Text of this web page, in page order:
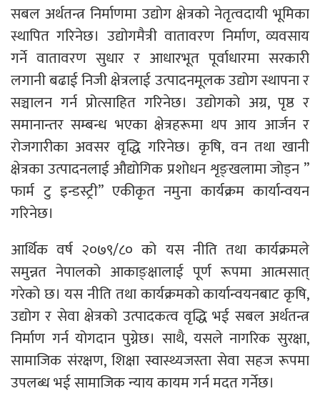
सबल अर्थतन्त्र निर्माणमा उद्योग क्षेत्रको नेतृत्वदायी भूमिका
स्थापित गरिनेछ। उद्योगमैत्री वातावरण निर्माण, व्यवसाय
गर्ने वातावरण सुधार र आधारभूत पूर्वाधारमा सरकारी
लगानी बढाई निजी क्षेत्रलाई उत्पादनमूलक उद्योग स्थापना र
सञ्चालन गर्न प्रोत्साहित गरिनेछ। उद्योगको अग्र, पृष्ठ र
समानान्तर सम्बन्ध भएका क्षेत्रहरूमा थप आय आर्जन र
रोजगारीका अवसर वृद्धि गरिनेछ। कृषि, वन तथा खानी
क्षेत्रका उत्पादनलाई औद्योगिक प्रशोधन शृङ्खलामा जोड्न ”
फार्म टु इन्डस्ट्री” एकीकृत नमुना कार्यक्रम कार्यान्वयन
गरिनेछ।
आर्थिक वर्ष २०७९/८० को यस नीति तथा कार्यक्रमले
समुन्नत नेपालको आकाङ्क्षालाई पूर्ण रूपमा आत्मसात्
गरेको छ। यस नीति तथा कार्यक्रमको कार्यान्वयनबाट कृषि,
उद्योग र सेवा क्षेत्रको उत्पादकत्व वृद्धि भई सबल अर्थतन्त्र
निर्माण गर्न योगदान पुग्नेछ। साथै, यसले नागरिक सुरक्षा,
सामाजिक संरक्षण, शिक्षा स्वास्थ्यजस्ता सेवा सहज रूपमा
उपलब्ध भई सामाजिक न्याय कायम गर्न मदत गर्नेछ।